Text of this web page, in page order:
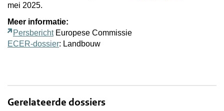
mei 2025.
Meer informatie:
PersberichtEuropese Commissie
ECER-dossier: Landbouw
Gerelateerde dossiers